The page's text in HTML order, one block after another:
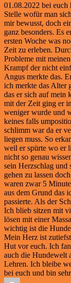
01.08.2022 bei euch
Stelle wofür man
mir bewusst, doch
ganz besonders. Es
ersten Woche was
Zeit zu erleben.
Probleme mit
Krampf der nicht
Angus merkte das.
ich merkte das Alter
das er sich auf mein
mit der Zeit ging er
weniger wurde und
keines falls
schlimm war da er
liegen muss. So
weil er spürte wo er
nicht so genau
sein Herzschlag und
gehen zu lassen
waren zwar 5
aus dem Grund das
passierte. Als der
Ich blieb sitzen mit
lösen mit einer
wichtig ist die
Mein Herz ist
Hut vor euch. Ich
auch die Hundewelt
Lehren. Ich bleibe
bei euch und bin